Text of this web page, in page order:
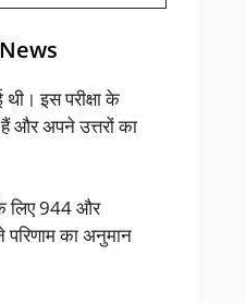
इस परीक्षा के
और अपने उत्तरों का
लिए 944 और
परिणाम का अनुमान